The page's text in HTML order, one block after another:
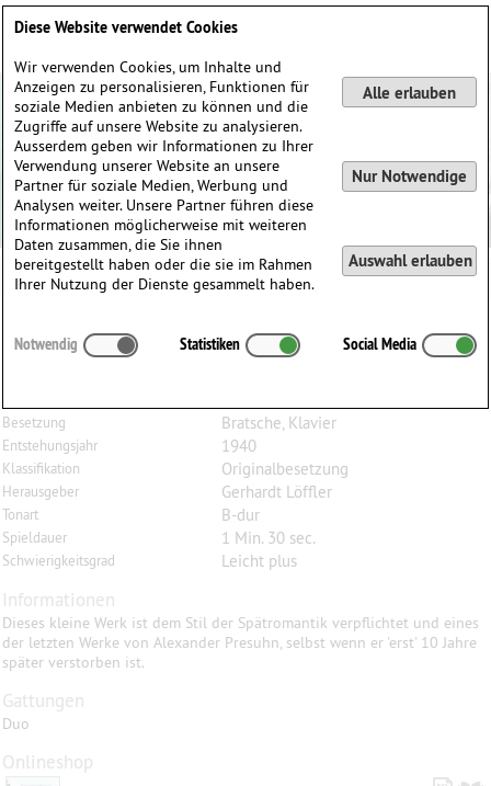
Das Alter, kleines Stimmungsbild zu Eichendorffs
Besetzung Bratsche, Klavier
Entstehungsjahr 1940
Klassifikation Originalbesetzung
Herausgeber Gerhardt Löffler
Tonart B-dur
Spieldauer 1 Min. 30 sec.
Schwierigkeitsgrad Leicht plus
Informationen
Dieses kleine Werk ist dem Stil der Spätromantik verpflichtet und eines
der letzten Werke von Alexander Presuhn, selbst wenn er 'erst' 10 Jahre
später verstorben ist.
Gattungen
Duo
Onlineshop
Diese Website verwendet Cookies
Wir verwenden Cookies, um Inhalte und
Anzeigen zu personalisieren, Funktionen für
soziale Medien anbieten zu können und die
Zugriffe auf unsere Website zu analysieren.
Ausserdem geben wir Informationen zu Ihrer
Verwendung unserer Website an unsere
Partner für soziale Medien, Werbung und
Analysen weiter. Unsere Partner führen diese
Informationen möglicherweise mit weiteren
Daten zusammen, die Sie ihnen
bereitgestellt haben oder die sie im Rahmen
Ihrer Nutzung der Dienste gesammelt haben.
Alle erlauben
Nur Notwendige
Auswahl erlauben
Notwendig Statistiken Social Media